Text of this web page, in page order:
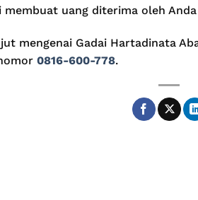
uang diterima oleh Anda
mengenai Gadai Hartadinata
0816-600-778.